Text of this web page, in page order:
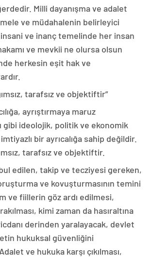
Milli dayanışma ve adalet
ve müdahalenin belirleyici
ve inanç temelinde her insan
ve mevkii ne olursa olsun
herkesin eşit hak ve
tarafsız ve objektiftir”
ayrıştırmaya maruz
gibi ideolojik, politik ve ekonomik
bir ayrıcalığa sahip değildir.
tarafsız ve objektiftir.
edilen, takip ve tecziyesi gereken,
ve kovuşturmasının temini
ve fiillerin göz ardı edilmesi,
kimi zaman da hasıraltına
derinden yaralayacak, devlet
hukuksal güvenliğini
ve hukuka karşı çıkılması,